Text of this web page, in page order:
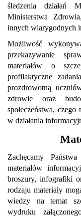
śledzenia działań
Ministerstwa
innych wiarygodnych
Możliwość
przekazywanie
materiałów o
profilaktyczne
prozdrowotną
zdrowie oraz
społeczeństwa,
w działania
Zachęcamy
materiałów
broszury, infografiki
rodzaju materiały
wiedzy na temat
wydruku